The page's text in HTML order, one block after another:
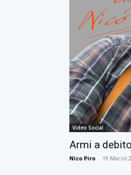
Video Social
Armi a
Nico Piro - 19 Marzo